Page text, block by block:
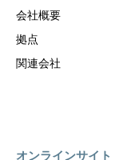
会社概要
拠点
関連会社
オンラインサイト